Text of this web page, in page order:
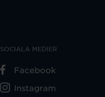
SOCIALA MEDIER
Facebook
Instagram